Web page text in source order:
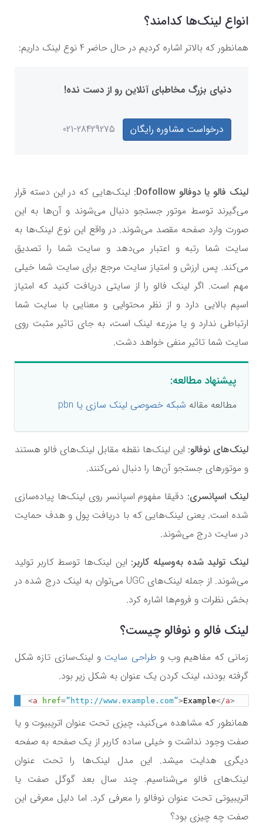
انواع لینک‌ها کدامند؟
همانطور که بالاتر اشاره کردیم در حال حاضر 4 نوع لینک داریم:
دنیای بزرگ مخاطبای آنلاین رو از دست نده!
درخواست مشاوره رایگان 021-28429275
لینک فالو یا دوفالوDofollow
: لینک‌هایی که در این دسته قرار
می‌گیرند توسط موتور جستجو دنبال می‌شوند و آن‌ها به این
صورت وارد صفحه مقصد می‌شوند. در واقع این نوع لینک‌ها به
سایت شما رتبه و اعتبار می‌دهد و سایت شما را تصدیق
می‌کند. پس ارزش و امتیاز سایت مرجع برای سایت شما خیلی
مهم است. اگر لینک فالو را از سایتی دریافت کنید که امتیاز
اسپم بالایی دارد و از نظر محتوایی و معنایی با سایت شما
ارتباطی ندارد و یا مزرعه لینک است، به جای تاثیر مثبت روی
سایت شما تاثیر منفی خواهد دشت.
پیشنهاد مطالعه:
مطالعه مقاله شبکه خصوصی لینک سازی یا pbn
لینک‌های نوفالو: این لینک‌ها نقطه مقابل لینک‌های فالو هستند
و موتورهای جستجو آن‌ها را دنبال نمی‌کنند.
لینک اسپانسری: دقیقا مفهوم اسپانسر روی لینک‌ها پیاده‌سازی
شده است. یعنی لینک‌هایی که با دریافت پول و هدف حمایت
در سایت درج می‌شوند.
لینک تولید شده به‌وسیله کاربر: این لینک‌ها توسط کاربر تولید
می‌شوند. از جمله لینک‌هایUGC می‌توان به لینک درج شده در
بخش نظرات و فروم‌ها اشاره کرد.
لینک فالو و نوفالو چیست؟
زمانی که مفاهیم وب و طراحی سایت و لینک‌سازی تازه شکل
گرفته بودند، لینک کردن یک عنوان به شکل زیر بود.
<a href=”http://www.example.com”>Example</a>
همانطور که مشاهده می‌کنید، چیزی تحت عنوان اتریبیوت و یا
صفت وجود نداشت و خیلی ساده کاربر از یک صفحه به صفحه
دیگری هدایت میشد. این مدل لینک‌ها را تحت عنوان
لینک‌های فالو می‌شناسیم. چند سال بعد گوگل صفت یا
اتریبیوتی تحت عنوان نوفالو را معرفی کرد. اما دلیل معرفی این
صفت چه چیزی بود؟